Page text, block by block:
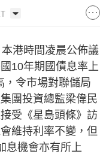
港時間凌晨公佈議
10年期國債息率上
，令市場對聯儲局
團投資總監梁偉民
受《星島頭條》訪
維持利率不變，但
息機會亦有所上